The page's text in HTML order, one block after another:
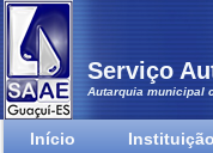
Serviço
Autarquia municipal
Início Instituição